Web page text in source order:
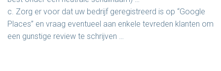
c. Zorg er voor dat uw bedrijf geregistreerd is op “Google
Places” en vraag eventueel aan enkele tevreden klanten om
een gunstige review te schrijven …